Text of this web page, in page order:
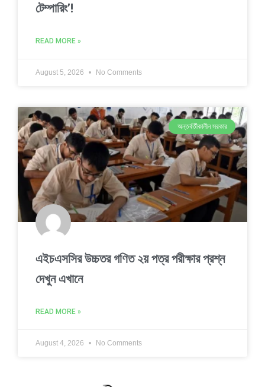
টেম্পারিং’!
READ MORE »
August 5, 2026 No Comments
অন্তর্বর্তীকালীন সরকার
এইচএসসির উচ্চতর গণিত ২য় পত্র পরীক্ষার প্রশ্ন
দেখুন এখানে
READ MORE »
August 4, 2026 No Comments